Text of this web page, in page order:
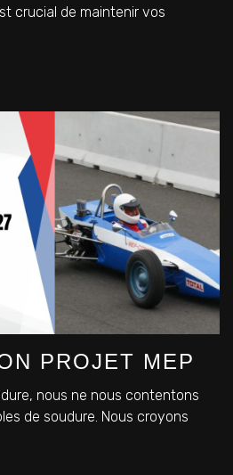
crucial de maintenir vos
PROJET MEP
nous ne nous contentons
de soudure. Nous croyons